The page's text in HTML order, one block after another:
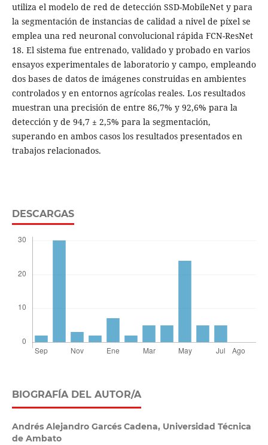
utiliza el modelo de red de detección SSD-MobileNet y para
la segmentación de instancias de calidad a nivel de píxel se
emplea una red neuronal convolucional rápida FCN-ResNet
18. El sistema fue entrenado, validado y probado en varios
ensayos experimentales de laboratorio y campo, empleando
dos bases de datos de imágenes construidas en ambientes
controlados y en entornos agrícolas reales. Los resultados
muestran una precisión de entre 86,7% y 92,6% para la
detección y de 94,7 ± 2,5% para la segmentación,
superando en ambos casos los resultados presentados en
trabajos relacionados.
DESCARGAS
BIOGRAFÍA DEL AUTOR/A
Andrés Alejandro Garcés Cadena, Universidad Técnica
de Ambato